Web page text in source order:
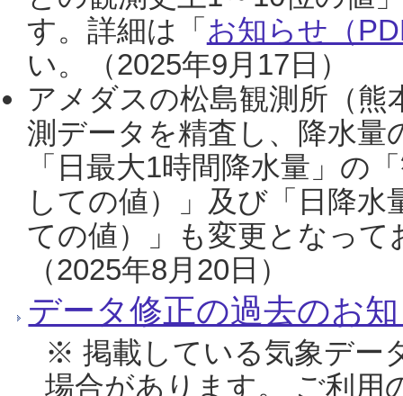
す。詳細は「 お知らせ（
い。（2025年9月17日）
アメダスの松島観測所（熊
測データを精査し、降水
「日最大1時間降水量」の
しての値）」及び「日降
ての値）」も変更となっ
（2025年8月20日）
データ修正の過去のお
※ 掲載している気象デー
場合があります。 ご利用